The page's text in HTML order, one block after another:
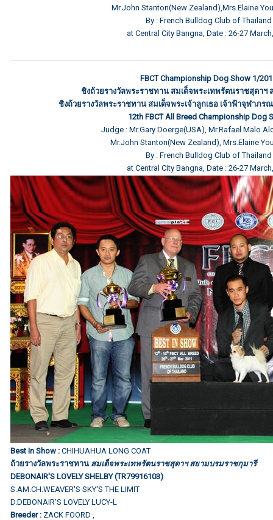
Mr.John Stanton(New Zealand),Mrs.Elaine
By : French Bulldog Club of Thailand
at Central City Bangna, Date : 26-27
FBCT Championship Dog Show 1/
ชิงถ้วยรางวัลพระราชทาน สมเด็จพระเทพรัตนราชสุดาฯ
ชิงถ้วยรางวัลพระราชทาน สมเด็จพระเจ้าลูกเธอ เจ้าฟ้าจุฬาภ
12th FBCT All Breed Championship Dog
Judge : Mr.Gary Doerge(USA), Mr.Rafael Malo
Mr.John Stanton(New Zealand), Mrs.Elaine
By : French Bulldog Club of Thailand
at Central City Bangna, Date : 26-27
Best In Show : CHIHUAHUA LONG COAT
ถ้วยรางวัลพระราชทาน สมเด็จพระเทพรัตนราชสุดาฯ สยามบรมราชกุมารี
DEBONAIR'S LOVELY SHELBY (TR79916103)
S.AM.CH.WEAVER'S SKY'S THE LIMIT
D.DEBONAIR'S LOVELY LUCY-L
Breeder : ZACK FOORD ,